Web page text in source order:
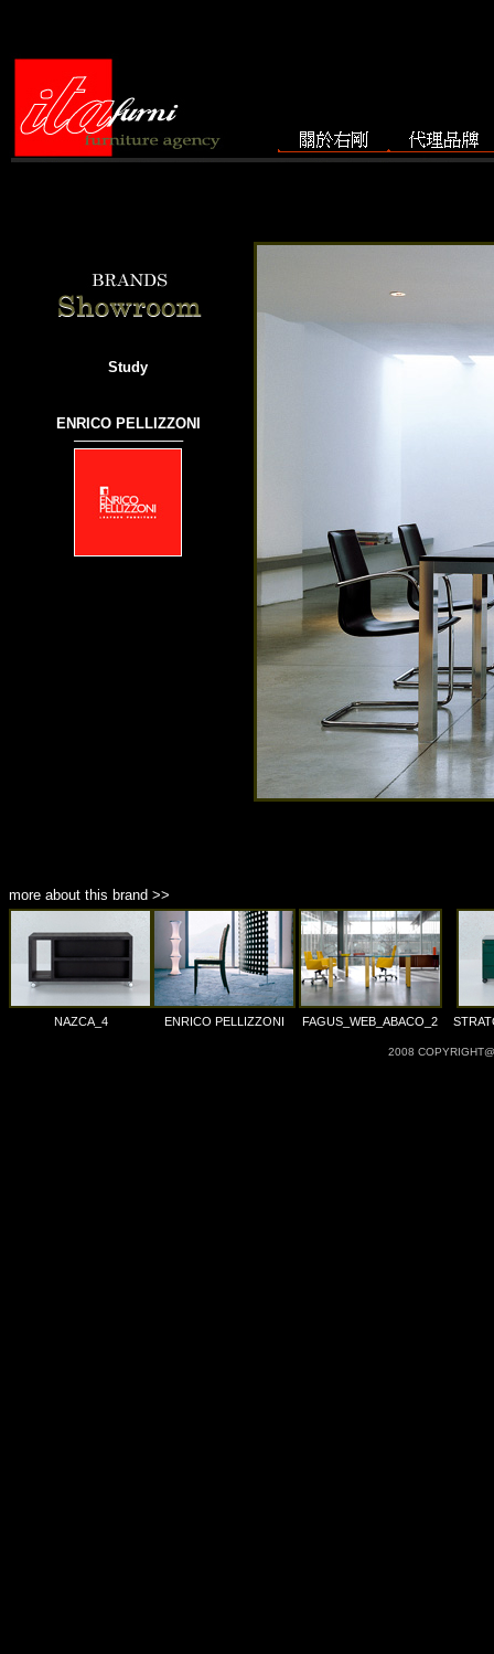
Study
ENRICO PELLIZZONI
───────────
more about this brand >>
NAZCA_4 ENRICO PELLIZZONI FAGUS_WEB_ABACO_2
2008